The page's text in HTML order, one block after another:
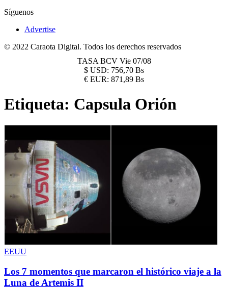
Síguenos
Advertise
© 2022 Caraota Digital. Todos los derechos reservados
TASA BCV Vie 07/08
$ USD: 756,70 Bs
€ EUR: 871,89 Bs
Etiqueta: Capsula Orión
EEUU
Los 7 momentos que marcaron el histórico viaje a la
Luna de Artemis II